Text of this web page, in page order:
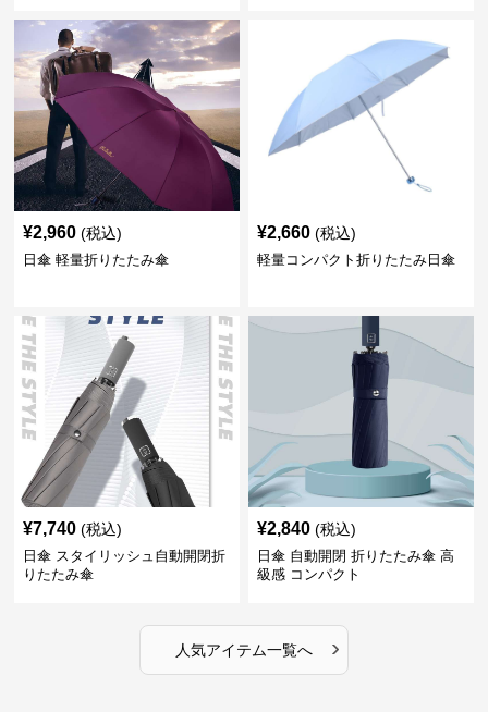
¥2,960 (税込)
日傘 軽量折りたたみ傘
¥2,660 (税込)
軽量コンパクト折りたたみ日傘
¥7,740 (税込)
日傘 スタイリッシュ自動開閉折
りたたみ傘
¥2,840 (税込)
日傘 自動開閉 折りたたみ傘 高
級感 コンパクト
人気アイテム一覧へ ›